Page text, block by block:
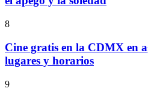
8
Cine gratis en la CDMX en
lugares y horarios
9